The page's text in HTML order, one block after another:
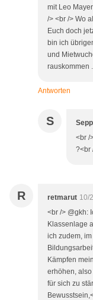
mit Leo
/> <br /> Wo
Euch doch
bin ich
und
rauskommen
Antworten
S
<br /
?<br
R retmarut 10/
<br /> @gkh:
Klassenlage
ich zudem,
Kämpfen
erhöhen,
für sich zu